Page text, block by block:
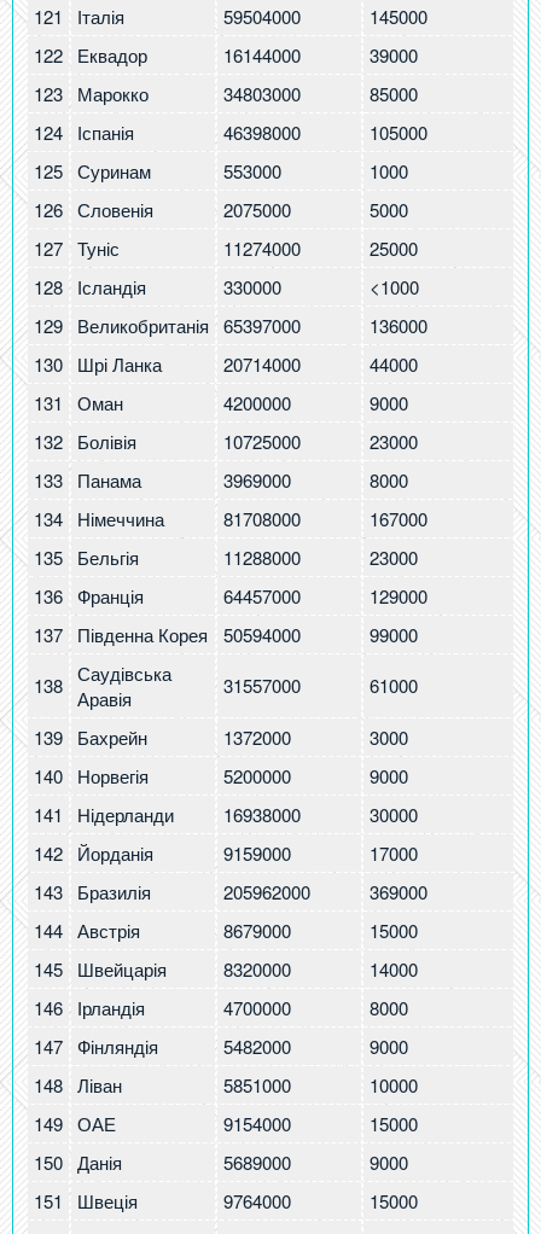
121
Італія 59504000 145000
122
Еквадор 16144000 39000
123
Марокко 34803000 85000
124
Іспанія 46398000 105000
125 Суринам 553000 1000
126 Словенія 2075000 5000
127 Туніс 11274000 25000
128
Ісландія 330000 <1000
129
Великобританія 65397000 136000
130
Шрі Ланка 20714000 44000
131
Оман 4200000 9000
132
Болівія 10725000 23000
133
Панама 3969000 8000
134
Німеччина 81708000 167000
2
135
Бельгія 11288000 23000
2
136 Франція 64457000 129000
2
137
Південна Корея 50594000 99000
138 Саудівська
Аравія
31557000 61000
139 Бахрейн 1372000 3000
140
Норвегія 5200000 9000
141
Нідерланди 16938000 30000
142
Йорданія 9159000 17000
143
Бразилія 205962000 369000
144 Австрія 8679000 15000
145
Швейцарія 8320000 14000
146
Ірландія 4700000 8000
147 Фінляндія 5482000 9000
148 Ліван 5851000 10000
149 ОАЕ 9154000 15000
150 Данія 5689000 9000
151
Швеція 9764000 15000